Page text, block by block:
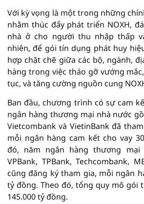
Với kỳ vọng là một trong những
nhằm thúc đẩy phát triển NOXH,
nhà ở cho người thu nhập thấp
nhiên, để gói tín dụng phát huy
hợp chặt chẽ giữa các bộ, ngành,
hàng trong việc tháo gỡ vướng
tục, và tăng cường nguồn cung
Ban đầu, chương trình có sự cam
ngân hàng thương mại nhà nước
Vietcombank và VietinBank đã
mỗi ngân hàng cam kết cho vay
đó, năm ngân hàng thương
VPBank, TPBank, Techcombank,
cũng đăng ký tham gia, mỗi ngân
tỷ đồng. Theo đó, tổng quy mô gói
145.000 tỷ đồng.